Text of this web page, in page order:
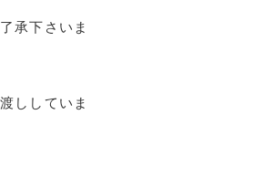
承下さいま
ししていま